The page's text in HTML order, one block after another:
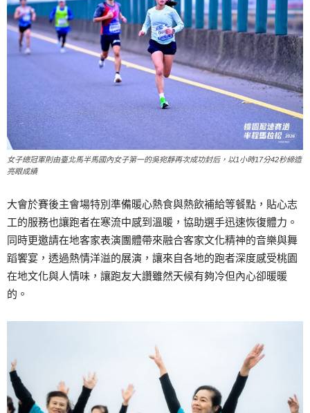
女子總冠軍則由臺北馬半馬國內女子第一的吳宛靜再次成功封后，以1小時17分42秒締造
亮眼成績
大會於賽後主會場特別準備暖心熱食與熱飲補給等餐點，貼心志
工的服務也讓跑者在寒流中感到溫暖，協助選手迅速恢復體力。
同時更邀請在地客家表演團體帶來融合客家文化精神的音樂與舞
蹈饗宴，透過熱情洋溢的展演，讓來自各地的跑者深度感受桃園
在地文化與人情味，讓跑友大讚雖然天候有夠冷但內心卻暖暖
的。